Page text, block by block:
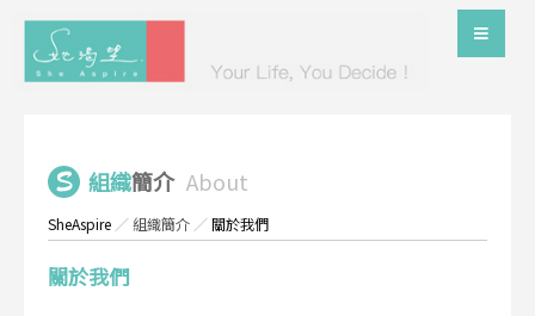
組織簡介 About
SheAspire ／組織簡介 ／關於我們
關於我們